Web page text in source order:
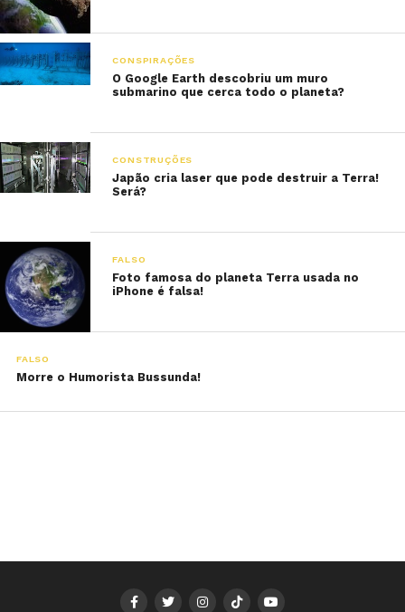
CONSPIRAÇÕES
O Google Earth descobriu um muro
submarino que cerca todo o planeta?
CONSTRUÇÕES
Japão cria laser que pode destruir a Terra!
Será?
FALSO
Foto famosa do planeta Terra usada no
iPhone é falsa!
FALSO
Morre o Humorista Bussunda!